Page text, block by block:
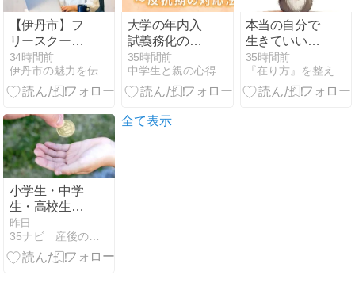
【伊丹市】フ
リースクール
助成金はあ
る？相談窓口
と費用の仕組
34時間前
伊丹市の魅力を伝える『トコトコいたみ』
大学の年内入
試義務化の行
方
35時間前
中学生と親の心得 高校受験の勉強法相談
本当の自分で
生きていい理
由
35時間前
『在り方』を整え『現実』が変わる引き寄せ術
小学生・中学
生・高校生の
お小遣い相場
とは？後悔し
ない家庭のル
昨日
35ナビ 産後のママ応援団 - 産後ナビ│頑張れママさん
全て表示